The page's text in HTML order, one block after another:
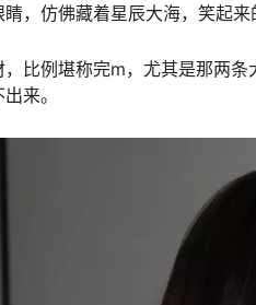
，仿佛藏着星辰大海，笑起
比例堪称完m，尤其是那两
来。